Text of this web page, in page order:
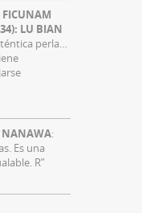
FICUNAM
LU BIAN
perla…
NANAWA:
Es una
R”